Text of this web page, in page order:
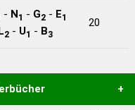
- N1 - G2- E1
2- U1 - B3
20